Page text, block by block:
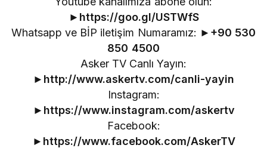
► https://goo.gl/USTWfS
Whatsapp ve BİP iletişim Numaramız: ► +90 530
850 4500
Asker TV Canlı Yayın:
► http://www.askertv.com/canli-yayin
Instagram:
► https://www.instagram.com/askertv
Facebook:
► https://www.facebook.com/AskerTV